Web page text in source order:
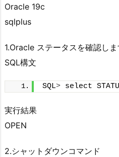
Oracle 19c
sqlplus
1.Oracle ステータスを確認しま
SQL構文
SQL> select
実行結果
OPEN
2.シャットダウンコマンド